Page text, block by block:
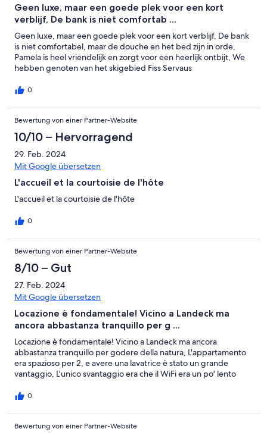
Geen luxe, maar een goede plek voor een kort
verblijf, De bank is niet comfortab ...
Geen luxe, maar een goede plek voor een kort verblijf, De bank
is niet comfortabel, maar de douche en het bed zijn in orde,
Pamela is heel vriendelijk en zorgt voor een heerlijk ontbijt, We
hebben genoten van het skigebied Fiss Servaus
0
Bewertung von einer Partner-Website
10/10 – Hervorragend
29. Feb. 2024
Mit Google übersetzen
L'accueil et la courtoisie de l'hôte
L'accueil et la courtoisie de l'hôte
0
Bewertung von einer Partner-Website
8/10 – Gut
27. Feb. 2024
Mit Google übersetzen
Locazione è fondamentale! Vicino a Landeck ma
ancora abbastanza tranquillo per g ...
Locazione è fondamentale! Vicino a Landeck ma ancora
abbastanza tranquillo per godere della natura, L'appartamento
era spazioso per 2, e avere una lavatrice è stato un grande
vantaggio, L'unico svantaggio era che il WiFi era un po' lento
0
Bewertung von einer Partner-Website